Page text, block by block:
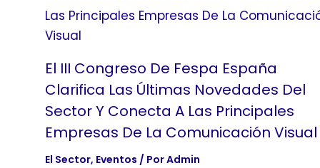
El III Congreso De Fespa España
Clarifica Las Últimas Novedades Del
Sector Y Conecta A Las Principales
Empresas De La Comunicación Visual
El Sector, Eventos / PorAdmin